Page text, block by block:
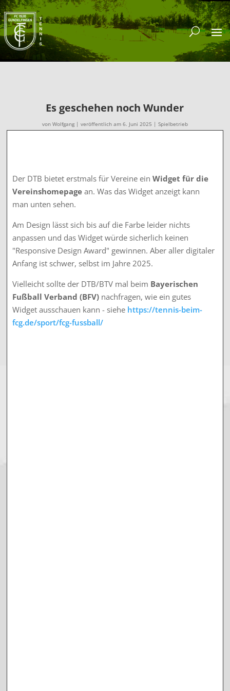
Es geschehen noch Wunder
von Wolfgang| veröffentlich am 6. Juni 2025 | Spielbetrieb
Der DTB bietet erstmals für Vereine einWidget für die
Vereinshomepage an. Was das Widget anzeigt kann
man unten sehen.
Am Design lässt sich bis auf die Farbe leider nichts
anpassen und das Widget würde sicherlich keinen
"Responsive Design Award" gewinnen. Aber aller digitaler
Anfang ist schwer, selbst im Jahre 2025.
Vielleicht sollte der DTB/BTV mal beim Bayerischen
Fußball Verband (BFV) nachfragen, wie ein gutes
Widget ausschauen kann - siehe https://tennis-beim-
fcg.de/sport/fcg-fussball/